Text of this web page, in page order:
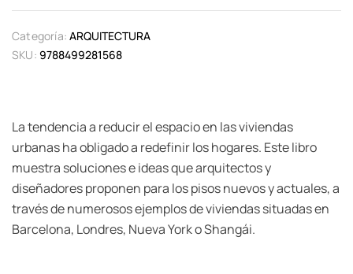
Categoría: ARQUITECTURA
SKU: 9788499281568
La tendencia a reducir el espacio en las viviendas
urbanas ha obligado a redefinir los hogares. Este libro
muestra soluciones e ideas que arquitectos y
diseñadores proponen para los pisos nuevos y actuales, a
través de numerosos ejemplos de viviendas situadas en
Barcelona, Londres, Nueva York o Shangái.